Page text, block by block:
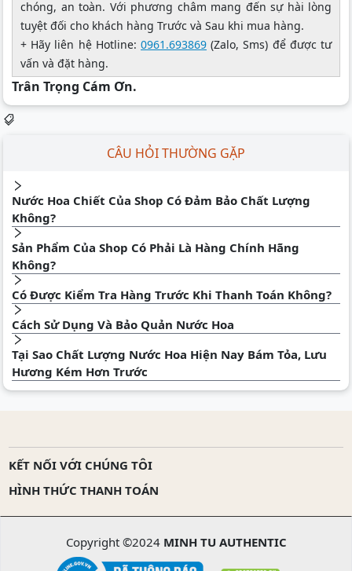
chóng, an toàn. Với phương châm mang đến sự hài lòng
tuyệt đối cho khách hàng Trước và Sau khi mua hàng.
+ Hãy liên hệ Hotline: 0961.693869 (Zalo, Sms) để được tư
vấn và đặt hàng.
Trân Trọng Cám Ơn.
CÂU HỎI THƯỜNG GẶP
Nước Hoa Chiết Của Shop Có Đảm Bảo Chất Lượng
Không?
Sản Phẩm Của Shop Có Phải Là Hàng Chính Hãng
Không?
Có Được Kiểm Tra Hàng Trước Khi Thanh Toán Không?
Cách Sử Dụng Và Bảo Quản Nước Hoa
Tại Sao Chất Lượng Nước Hoa Hiện Nay Bám Tỏa, Lưu
Hương Kém Hơn Trước
KẾT NỐI VỚI CHÚNG TÔI
HÌNH THỨC THANH TOÁN
Copyright ©2024 MINH TU AUTHENTIC